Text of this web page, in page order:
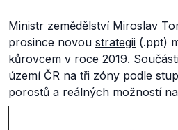
Ministr zemědělství Miroslav
prosince novou strategii (.ppt)
kůrovcem v roce 2019.
území ČR na tři zóny podle
porostů a reálných možností